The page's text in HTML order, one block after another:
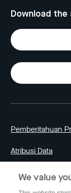
Download the
Pemberitahuan
Atribusi Data
We value